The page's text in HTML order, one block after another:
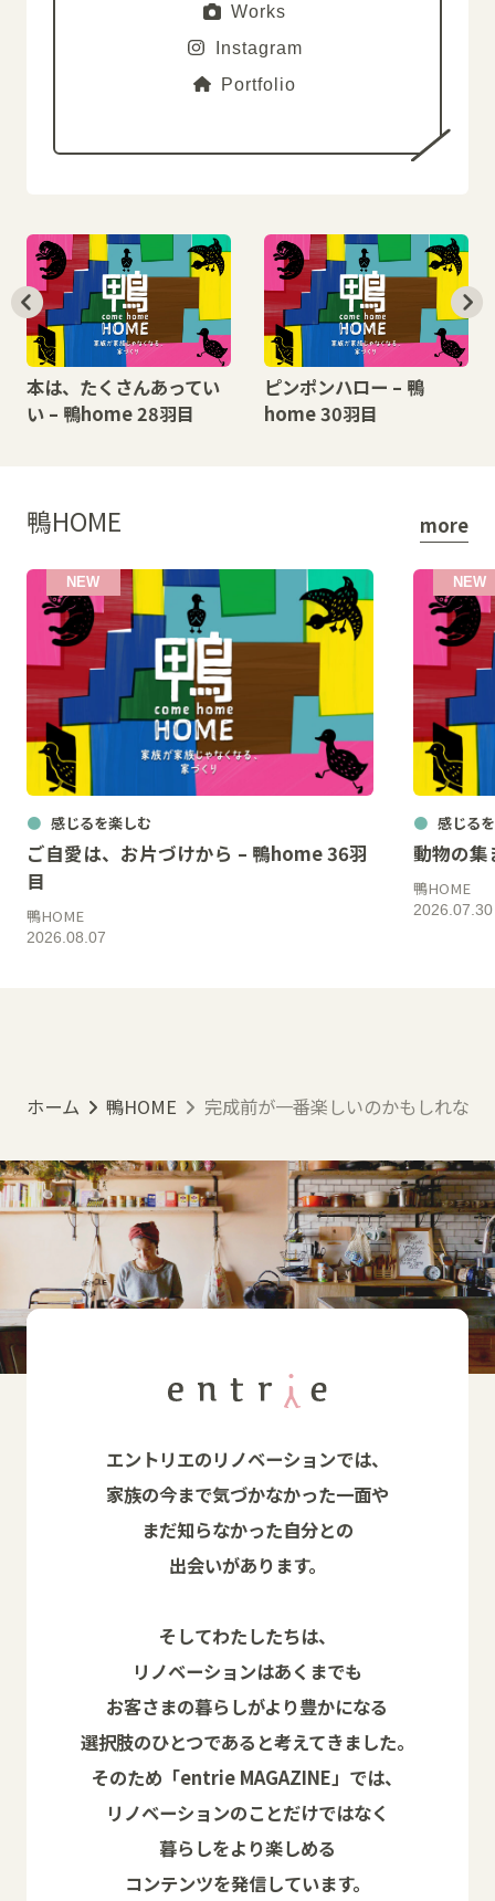
Works
Instagram
Portfolio
本は、たくさんあってい
い – 鴨home 28羽目
ピンポンハロー – 鴨
home 30羽目
鴨HOME
感じるを楽しむ
ご自愛は、お片づけから – 鴨home 36羽
目
2026.08.07
鴨HOME
感じる
動物の
2026.07.30
鴨HOME
more
ホーム 鴨HOME 完成前が一番楽しいのかもしれな
エントリエのリノベーションでは、
家族の今まで気づかなかった一面や
まだ知らなかった自分との
出会いがあります。
そしてわたしたちは、
リノベーションはあくまでも
お客さまの暮らしがより豊かになる
選択肢のひとつであると考えてきました。
そのため「entrie MAGAZINE」では、
リノベーションのことだけではなく
暮らしをより楽しめる
コンテンツを発信しています。